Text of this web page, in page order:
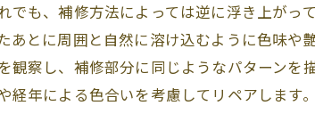
でも、補修方法によっては逆に浮き上が
あとに周囲と自然に溶け込むように色味
観察し、補修部分に同じようなパターン
経年による色合いを考慮してリペアします。